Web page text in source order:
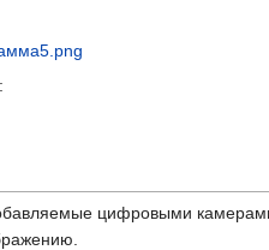
цифровыми